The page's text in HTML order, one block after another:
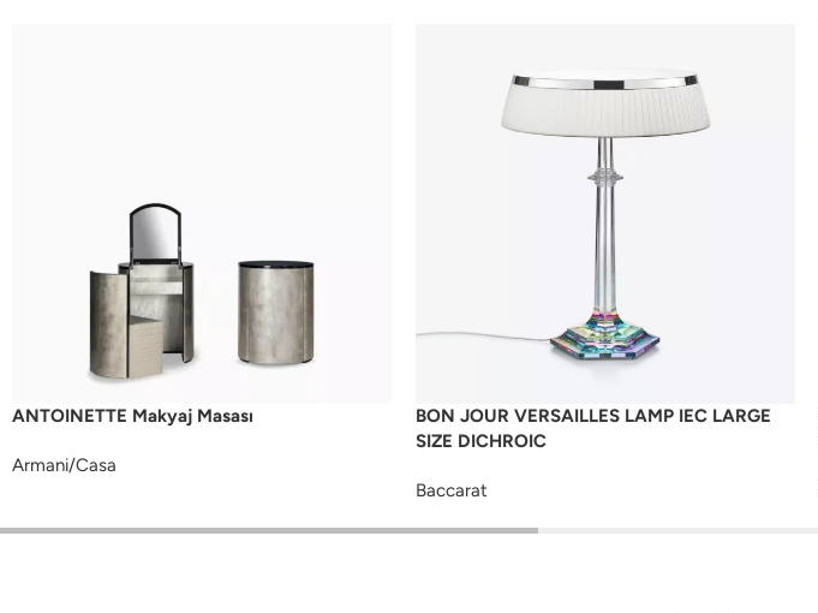
ANTOINETTE Makyaj Masası
Armani/Casa
BON JOUR VERSAILLES LAMP IEC LARGE
SIZE DICHROIC
Baccarat